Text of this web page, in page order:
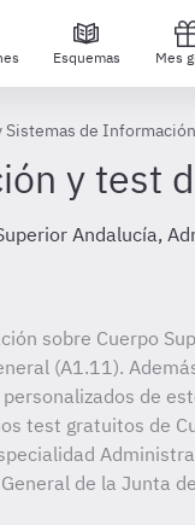
Esquemas Mes
Sistemas de
y test
Andalucía,
sobre Cuerpo
(A1.11).
de
test gratuitos de
de la Junta